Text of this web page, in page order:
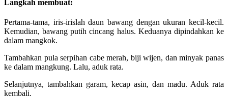
Langkah membuat:
Pertama-tama, iris-irislah daun bawang dengan ukuran kecil-kecil.
Kemudian, bawang putih cincang halus. Keduanya dipindahkan ke
dalam mangkok.
Tambahkan pula serpihan cabe merah, biji wijen, dan minyak panas
ke dalam mangkung. Lalu, aduk rata.
Selanjutnya, tambahkan garam, kecap asin, dan madu. Aduk rata
kembali.